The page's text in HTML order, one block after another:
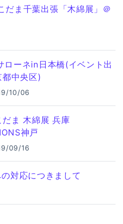
だま千葉出張「木綿展」＠
ローネin日本橋(イベント出
都中央区)
10/06
だま 木綿展 兵庫
神戸
09/16
対応につきまして